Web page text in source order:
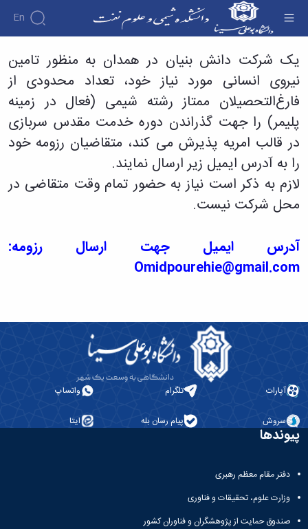
En
نفت
یک شرکت دانش بنیان در همدان به منظور تامین
نیروی انسانی مورد نیاز خود، تعداد محدودی از
فارغ‌التحصیلان ممتاز رشته شیمی (فعال در زمینه
پلیمر) را جهت گذراندن دوره خدمت مقدس سربازی
در قالب امریه پذیرش می کند، متقاضیان رزومه خود
را به آدرس ایمیل زیر ارسال نمایند.
لازم به ذکر است نیاز به حضور تمام وقت متقاضی در
محل شرکت نیست.
آدرس ایمیل جهت ارسال رزومه:
Omidpourehie@gmail.com
آپارات تلگرام واتساپ
سروش پیام رسان بله ایتا
پیوندها
دفتر مقام معظم رهبری
وزارت علوم، تحقیقات و فناوری
صندوق حمایت از پژوهشگران و فناوران کشور